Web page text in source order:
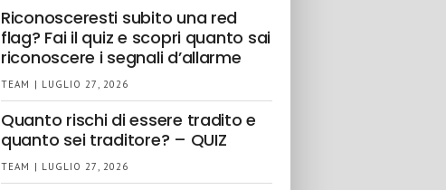
Riconosceresti subito una red
flag? Fai il quiz e scopri quanto sai
riconoscere i segnali d’allarme
TEAM | LUGLIO 27, 2026
Quanto rischi di essere tradito e
quanto sei traditore? – QUIZ
TEAM | LUGLIO 27, 2026